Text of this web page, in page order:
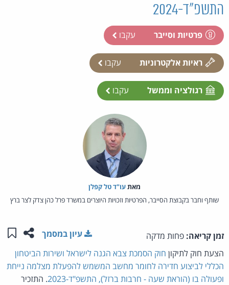
התשפ"ד-2024
פרטיות וסייבר עקבו
ראיות אלקטרוניות עקבו
רגולציה וממשל עקבו
מאת‏עו"ד טל קפלן
שותף וחבר בקבוצת הסייבר, הפרטיות וזכויות היוצרים במשרד פרל כהן צדק לצר ברץ
זמן קריאה: פחות מדקה שתפו
עיון במסמך
הצעת חוק לתיקון חוק הסמכת צבא הגנה לישראל ושירות הביטחון
הכללי לביצוע חדירה לחומר מחשב המשמש להפעלת מצלמה נייחת
ופעולה בו (הוראת שעה - חרבות ברזל), התשפ"ד-2023
. התזכיר